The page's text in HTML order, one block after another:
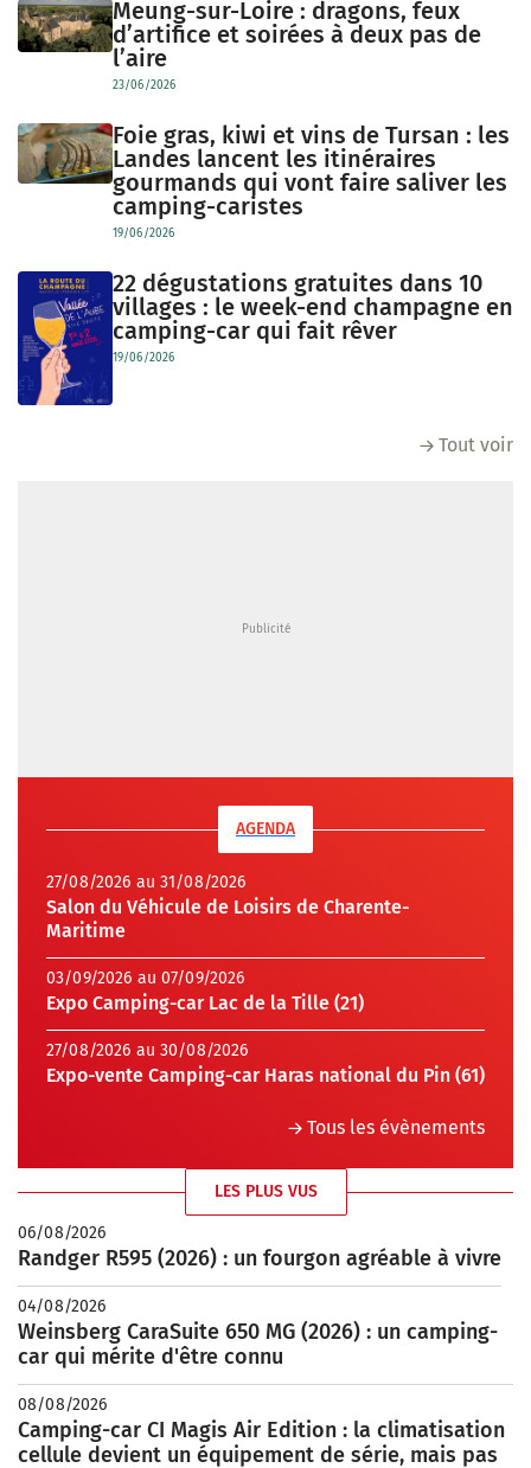
Meung-sur-Loire : dragons, feux
d’artifice et soirées à deux pas de
l’aire
23/06/2026
Foie gras, kiwi et vins de Tursan : les
Landes lancent les itinéraires
gourmands qui vont faire saliver les
camping-caristes
19/06/2026
22 dégustations gratuites dans 10
villages : le week-end champagne en
camping-car qui fait rêver
19/06/2026
Tout voir
AGENDA
27/08/2026 au 31/08/2026
Salon du Véhicule de Loisirs de Charente-
Maritime
03/09/2026 au 07/09/2026
Expo Camping-car Lac de la Tille (21)
27/08/2026 au 30/08/2026
Expo-vente Camping-car Haras national du Pin (61)
Tous les évènements
LES PLUS VUS
06/08/2026
Randger R595 (2026) : un fourgon agréable à vivre
04/08/2026
Weinsberg CaraSuite 650 MG (2026) : un camping-
car qui mérite d'être connu
08/08/2026
Camping-car CI Magis Air Edition : la climatisation
cellule devient un équipement de série, mais pas